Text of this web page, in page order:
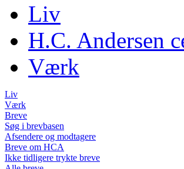
Liv
H.C. Andersen
Værk
Liv
Værk
Breve
Søg i brevbasen
Afsendere og modtagere
Breve om HCA
Ikke tidligere trykte breve